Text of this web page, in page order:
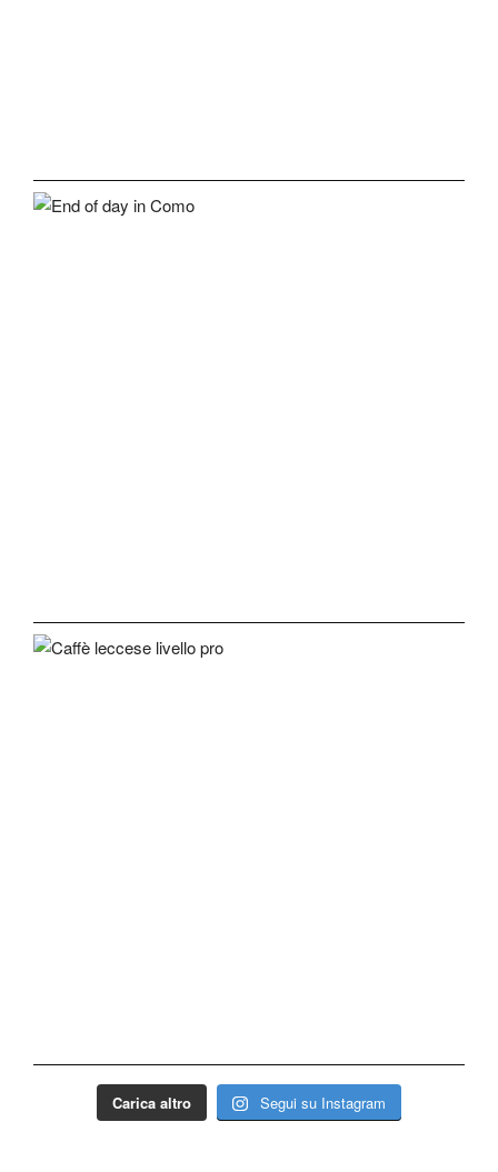
Carica altro Segui su Instagram